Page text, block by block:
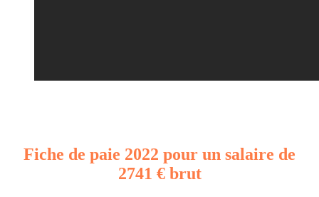
Fiche de paie 2022 pour un salaire de
2741 € brut